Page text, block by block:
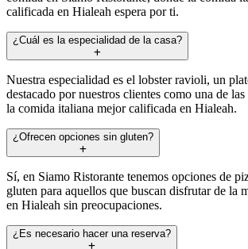
calificada en Hialeah espera por ti.
¿Cuál es la especialidad de la casa?
Nuestra especialidad es el lobster ravioli, un
destacado por nuestros clientes como una de
la comida italiana mejor calificada en Hialeah.
¿Ofrecen opciones sin gluten?
Sí, en Siamo Ristorante tenemos opciones de
gluten para aquellos que buscan disfrutar de la
en Hialeah sin preocupaciones.
¿Es necesario hacer una reserva?